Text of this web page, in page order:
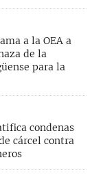
a la OEA a
de la
para la
condenas
cárcel contra